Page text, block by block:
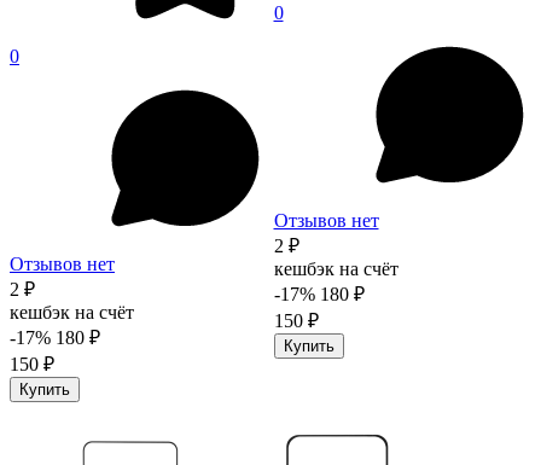
0
Отзывов нет
2 ₽
кешбэк на счёт
-17% 180 ₽
150 ₽
Купить
0
Отзывов нет
2 ₽
кешбэк на счёт
-17% 180 ₽
150 ₽
Купить